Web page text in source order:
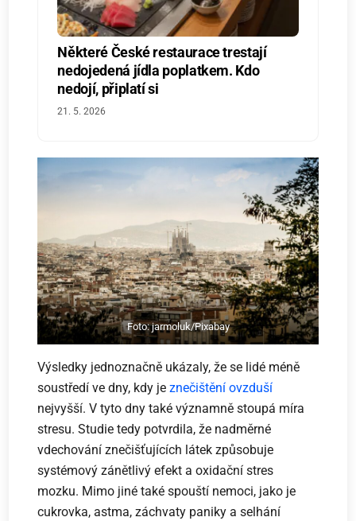
Některé České restaurace trestají
nedojedená jídla poplatkem. Kdo
nedojí, připlatí si
21. 5. 2026
Foto: jarmoluk/Pixabay
Výsledky jednoznačně ukázaly, že se lidé méně
soustředí ve dny, kdy jeznečištění ovzduší
nejvyšší. V tyto dny také významně stoupá míra
stresu. Studie tedy potvrdila, že nadměrné
vdechování znečišťujících látek způsobuje
systémový zánětlivý efekt a oxidační stres
mozku. Mimo jiné také spouští nemoci, jako je
cukrovka, astma, záchvaty paniky a selhání